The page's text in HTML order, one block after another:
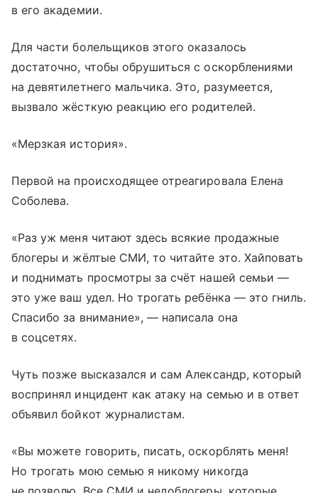
в его академии.
Для части болельщиков этого оказалось
достаточно, чтобы обрушиться с оскорблениями
на девятилетнего мальчика. Это, разумеется,
вызвало жёсткую реакцию его родителей.
«Мерзкая история».
Первой на происходящее отреагировала Елена
Соболева.
«Раз уж меня читают здесь всякие продажные
блогеры и жёлтые СМИ, то читайте это. Хайповать
и поднимать просмотры за счёт нашей семьи —
это уже ваш удел. Но трогать ребёнка — это гниль.
Спасибо за внимание», — написала она
в соцсетях.
Чуть позже высказался и сам Александр, который
воспринял инцидент как атаку на семью и в ответ
объявил бойкот журналистам.
«Вы можете говорить, писать, оскорблять меня!
Но трогать мою семью я никому никогда